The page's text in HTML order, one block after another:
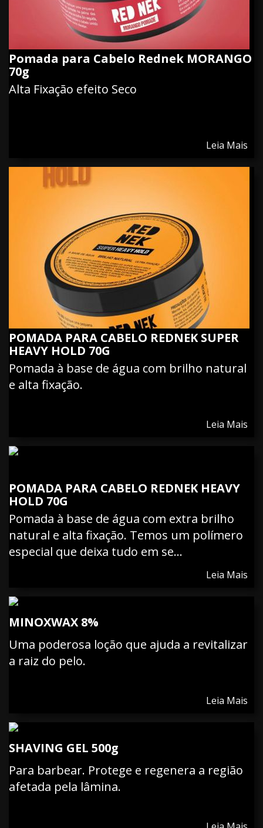
Pomada para Cabelo Rednek MORANGO
70g
Alta Fixação efeito Seco
Leia Mais
POMADA PARA CABELO REDNEK SUPER
HEAVY HOLD 70G
Pomada à base de água com brilho natural
e alta fixação.
Leia Mais
POMADA PARA CABELO REDNEK HEAVY
HOLD 70G
Pomada à base de água com extra brilho
natural e alta fixação. Temos um polímero
especial que deixa tudo em se...
Leia Mais
MINOXWAX 8%
Uma poderosa loção que ajuda a revitalizar
a raiz do pelo.
Leia Mais
SHAVING GEL 500g
Para barbear. Protege e regenera a região
afetada pela lâmina.